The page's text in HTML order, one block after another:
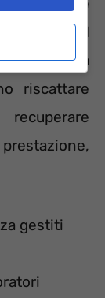
coloro che
INPS . I
in questa
riscattare
gestiti